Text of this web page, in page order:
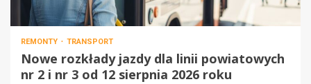
REMONTY TRANSPORT
Nowe rozkłady jazdy dla linii powiatowych
nr 2 i nr 3 od 12 sierpnia 2026 roku